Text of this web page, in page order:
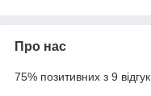
Про нас
75% позитивних з 9